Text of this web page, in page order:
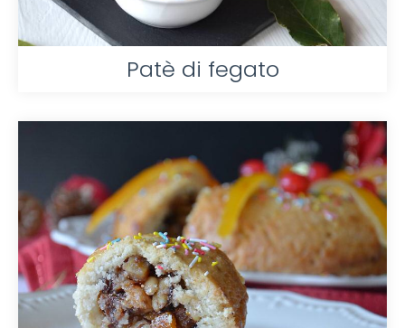
Patè di fegato